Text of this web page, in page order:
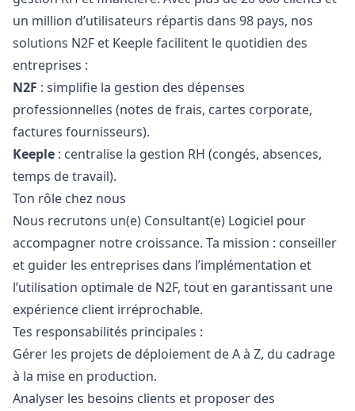
un million d’utilisateurs répartis dans 98 pays, nos
solutions N2F et Keeple facilitent le quotidien des
entreprises :
N2F : simplifie la gestion des dépenses
professionnelles (notes de frais, cartes corporate,
factures fournisseurs).
Keeple : centralise la gestion RH (congés, absences,
temps de travail).
Ton rôle chez nous
Nous recrutons un(e) Consultant(e) Logiciel pour
accompagner notre croissance. Ta mission : conseiller
et guider les entreprises dans l’implémentation et
l’utilisation optimale de N2F, tout en garantissant une
expérience client irréprochable.
Tes responsabilités principales :
Gérer les projets de déploiement de A à Z, du cadrage
à la mise en production.
Analyser les besoins clients et proposer des